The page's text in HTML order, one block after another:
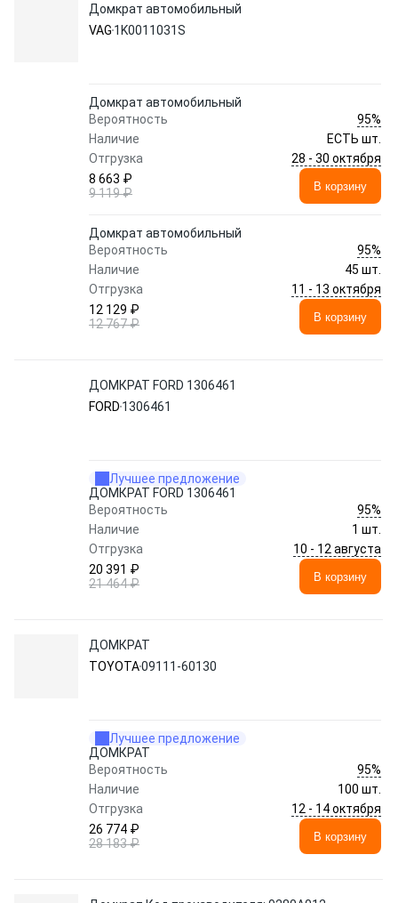
Домкрат автомобильный
VAG 1K0011031S
Домкрат автомобильный
Вероятность
95%
Наличие
ЕСТЬ шт.
Отгрузка
28 - 30 октября
8 663 ₽
9 119 ₽
В корзину
Домкрат автомобильный
Вероятность
95%
Наличие
45 шт.
Отгрузка
11 - 13 октября
12 129 ₽
12 767 ₽
В корзину
ДОМКРАТ FORD 1306461
FORD 1306461
Лучшее предложение
ДОМКРАТ FORD 1306461
Вероятность
95%
Наличие
1 шт.
Отгрузка
10 - 12 августа
20 391 ₽
21 464 ₽
В корзину
ДОМКРАТ
TOYOTA09111-60130
Лучшее предложение
ДОМКРАТ
Вероятность
95%
Наличие
100 шт.
Отгрузка
12 - 14 октября
26 774 ₽
28 183 ₽
В корзину